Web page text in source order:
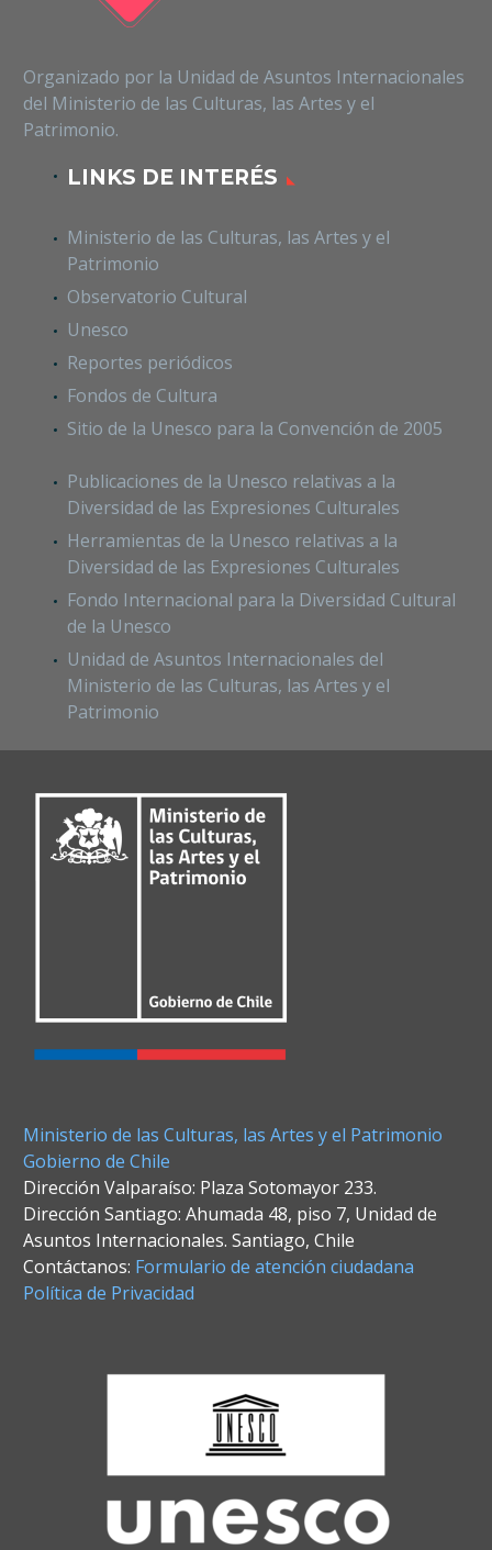
Organizado por la Unidad de Asuntos Internacionales
del Ministerio de las Culturas, las Artes y el
Patrimonio.
LINKS DE INTERÉS
Ministerio de las Culturas, las Artes y el
Patrimonio
Observatorio Cultural
Unesco
Reportes periódicos
Fondos de Cultura
Sitio de la Unesco para la Convención de 2005
Publicaciones de la Unesco relativas a la
Diversidad de las Expresiones Culturales
Herramientas de la Unesco relativas a la
Diversidad de las Expresiones Culturales
Fondo Internacional para la Diversidad Cultural
de la Unesco
Unidad de Asuntos Internacionales del
Ministerio de las Culturas, las Artes y el
Patrimonio
Ministerio de las Culturas, las Artes y el Patrimonio
Gobierno de Chile
Dirección Valparaíso: Plaza Sotomayor 233.
Dirección Santiago: Ahumada 48, piso 7, Unidad de
Asuntos Internacionales. Santiago, Chile
Contáctanos: Formulario de atención ciudadana
Política de Privacidad